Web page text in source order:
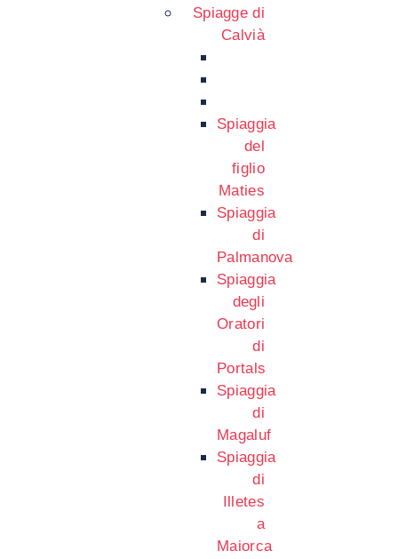
Spiagge di
Calvià
Spiaggia
del
figlio
Maties
Spiaggia
di
Palmanova
Spiaggia
degli
Oratori
di
Portals
Spiaggia
di
Magaluf
Spiaggia
di
Illetes
a
Maiorca